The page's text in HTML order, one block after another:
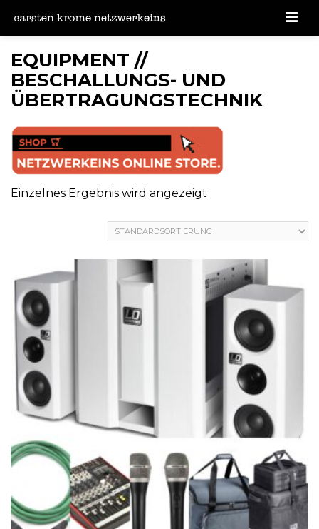
EQUIPMENT //
BESCHALLUNGS- UND
ÜBERTRAGUNGSTECHNIK
Einzelnes Ergebnis wird angezeigt